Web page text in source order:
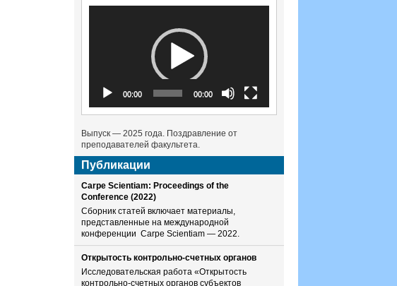
00:00 00:00
Выпуск — 2025 года. Поздравление от
преподавателей факультета.
Публикации
Carpe Scientiam: Proceedings of the
Conference (2022)
Сборник статей включает материалы,
представленные на международной
конференции Carpe Scientiam — 2022.
Открытость контрольно-счетных органов
Исследовательская работа «Открытость
контрольно-счетных органов субъектов